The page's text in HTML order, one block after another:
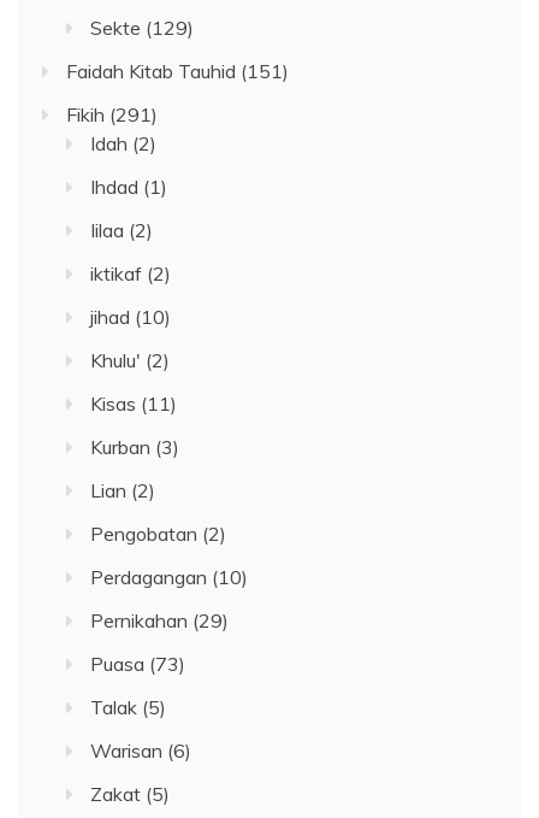
Sekte (129)
Faidah Kitab Tauhid (151)
Fikih (291)
Idah (2)
Ihdad (1)
Iilaa (2)
iktikaf (2)
jihad (10)
Khulu' (2)
Kisas (11)
Kurban (3)
Lian (2)
Pengobatan (2)
Perdagangan (10)
Pernikahan (29)
Puasa (73)
Talak (5)
Warisan (6)
Zakat (5)